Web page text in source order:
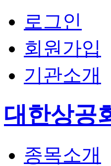
로그인
회원가입
기관소개
대한상공
종목소개